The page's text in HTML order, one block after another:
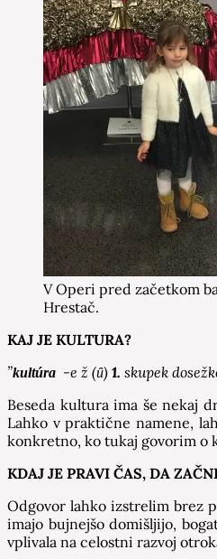
V Operi pred začetkom
Hrestač.
KAJ JE KULTURA?
”kultúra -e ž (ȗ) 1. skupek
Beseda kultura ima še nekaj
Lahko v praktične namene,
konkretno, ko tukaj govorim o
KDAJ JE PRAVI ČAS, DA
Odgovor lahko izstrelim brez
imajo bujnejšo domišljijo,
vplivala na celostni razvoj